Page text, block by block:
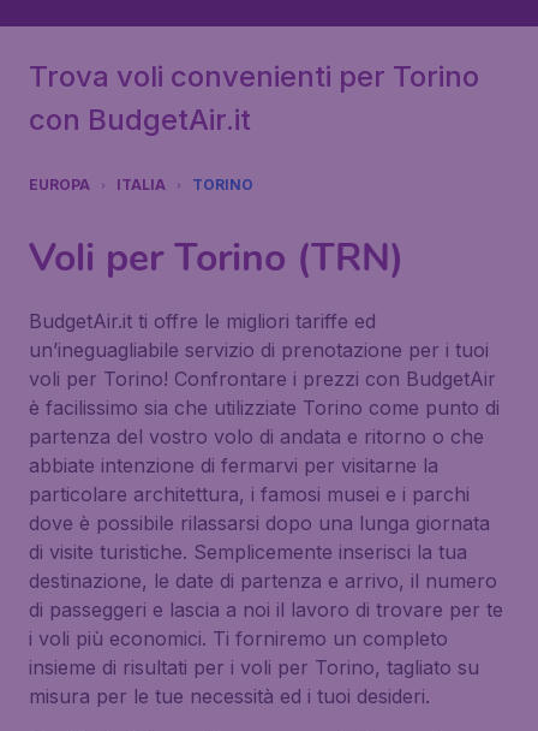
Trova voli convenienti per Torino
con BudgetAir.it
EUROPA ITALIA TORINO
Voli per Torino (TRN)
BudgetAir.it ti offre le migliori tariffe ed
un’ineguagliabile servizio di prenotazione per i tuoi
voli per Torino! Confrontare i prezzi con BudgetAir
è facilissimo sia che utilizziate Torino come punto di
partenza del vostro volo di andata e ritorno o che
abbiate intenzione di fermarvi per visitarne la
particolare architettura, i famosi musei e i parchi
dove è possibile rilassarsi dopo una lunga giornata
di visite turistiche. Semplicemente inserisci la tua
destinazione, le date di partenza e arrivo, il numero
di passeggeri e lascia a noi il lavoro di trovare per te
i voli più economici. Ti forniremo un completo
insieme di risultati per i voli per Torino, tagliato su
misura per le tue necessità ed i tuoi desideri.